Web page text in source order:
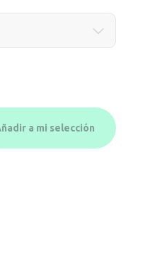
a mi selección